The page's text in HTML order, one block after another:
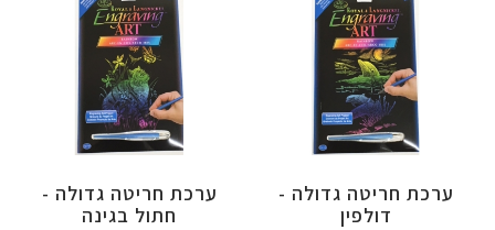
ערכת חריטה גדולה -
דולפין
ערכת חריטה גדולה -
חתול בגינה